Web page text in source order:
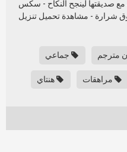
صديقتها لينجح النكاح - سكس
شرارة - مشاهدة تحميل تنزيل
مترجم جماعي
مراهقات هنتاي